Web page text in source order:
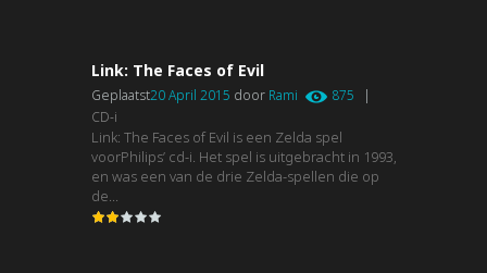
Link: The Faces of Evil
Geplaatst20 April 2015 door Rami 875
|
CD-i
Link: The Faces of Evil is een Zelda spel
voorPhilips’ cd-i. Het spel is uitgebracht in 1993,
en was een van de drie Zelda-spellen die op
de...